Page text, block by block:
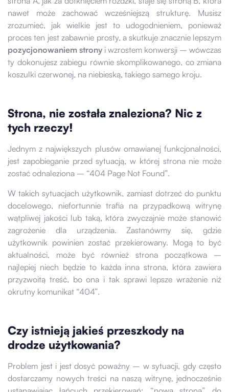
nawet może zachować wcześniejszą strukturę. Musisz
zrozumieć, jak wielkie jest to udogodnieniem, ponieważ
proces ten jest zabawnie prosty, a skutkuje znacznie lepszym
pozycjonowaniem strony i wzrostem konwersji – wówczas
ty dokonujesz zabiegu równie skomplikowanego, co zmiana
koszulki czerwonej, na niebieską, takiego samego kroju.
Strona, nie została znaleziona? Nic z
tych rzeczy!
Jednym z największych plusów omawianej funkcjonalności,
jest zapobieganie przed sytuacją, w której strona nie może
zostać odnaleziona – “404 Page Not Found”.
W takich sytuacjach użytkownik, zamiast dotrzeć do punktu
docelowego, niefortunnie trafia na przypadkową witrynę
wątpliwej jakości lub taką, która zwyczajnie może stanowić
zagrożenie dla urządzenia. Zastanówmy się, gdzie
użytkownik powinien zostać przekierowany. Mogą to być
aktualności, może być również strona początkowa –
najlepiej niech będzie to każda inna strona, która zawiera
przyzwoitą treść, bo ona i tak sprawi lepsze wrażenie niż
okrutny komunikat “404”.
Czy istnieją jakieś przeszkody na
drodze użytkowania?
Problem jest i jest dosyć poważny – w sytuacji, gdy często
dostarczamy nowych treści na naszą witrynę, jednocześnie